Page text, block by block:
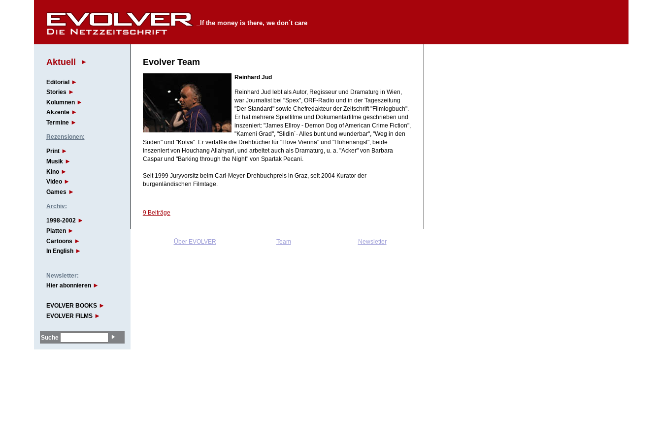
_If the money is there, we don´t care
Aktuell
Editorial
Stories
Kolumnen
Akzente
Termine
Rezensionen:
Print
Musik
Kino
Video
Games
Archiv:
1998-2002
Platten
Cartoons
In English
Newsletter:
Hier abonnieren
EVOLVER BOOKS
EVOLVER FILMS
Suche
Evolver Team
Reinhard Jud
Reinhard Jud lebt als Autor, Regisseur und Dramaturg in Wien,
war Journalist bei "Spex", ORF-Radio und in der Tageszeitung
"Der Standard" sowie Chefredakteur der Zeitschrift "Filmlogbuch".
Er hat mehrere Spielfilme und Dokumentarfilme geschrieben und
inszeniert: "James Ellroy - Demon Dog of American Crime Fiction",
"Kameni Grad", "Slidin´- Alles bunt und wunderbar", "Weg in den
Süden" und "Kotva". Er verfaßte die Drehbücher für "I love Vienna" und "Höhenangst", beide
inszeniert von Houchang Allahyari, und arbeitet auch als Dramaturg, u. a. "Acker" von Barbara
Caspar und "Barking through the Night" von Spartak Pecani.
Seit 1999 Juryvorsitz beim Carl-Meyer-Drehbuchpreis in Graz, seit 2004 Kurator der
burgenländischen Filmtage.
9 Beiträge
Über EVOLVER Team Newsletter